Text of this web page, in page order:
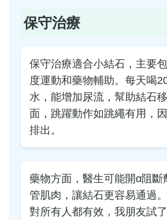
保守治療
保守治療適合小結石，主要
度運動和藥物輔助。每天喝
水，能增加尿流，幫助結石
面，跳躍動作如跳繩有用，
排出。
藥物方面，醫生可能開α阻斷
管肌肉，讓結石更容易通過
對所有人都有效，我朋友試